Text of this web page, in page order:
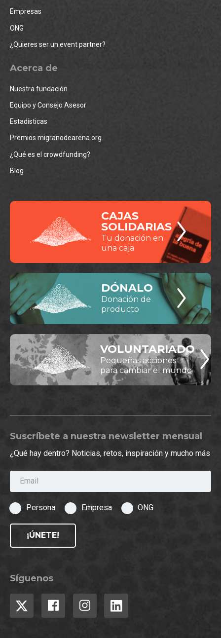
Empresas
ONG
¿Quieres ser un event partner?
Acerca de
Nuestra fundación
Equipo y Consejo Asesor
Estadísticas
Premios migranodearena.org
¿Qué es el crowdfunding?
Blog
CAJAS
SOLIDARIAS
Tu donación en
una caja
DÓNALO
Donación de
producto
VOLUNTARIADO
Pequeñas acciones
para cambiar el mundo
Suscríbete a nuestra newsletter mensual
¿Qué hay dentro? Noticias, retos, inspiración y mucho más
Email
Persona Empresa ONG
¡ÚNETE!
Síguenos